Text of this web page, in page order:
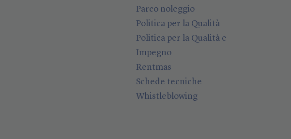
Parco noleggio
Politica per la Qualità
Politica per la Qualità e
Impegno
Rentmas
Schede tecniche
Whistleblowing